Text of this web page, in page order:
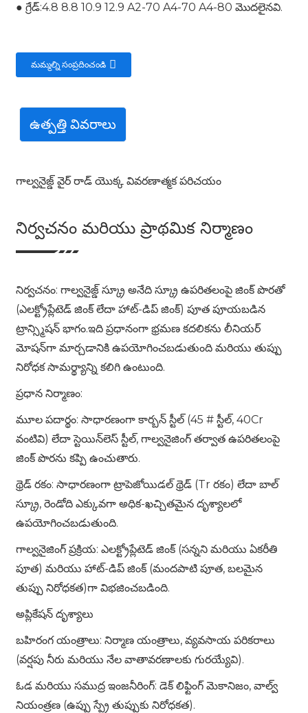
● గ్రేడ్:4.8 8.8 10.9 12.9 A2-70 A4-70 A4-80 మొదలైనవి.
మమ్మల్ని సంప్రదించండి
ఉత్పత్తి వివరాలు
గాల్వనైజ్డ్ వైర్ రాడ్ యొక్క వివరణాత్మక పరిచయం
నిర్వచనం మరియు ప్రాథమిక నిర్మాణం
నిర్వచనం: గాల్వనైజ్డ్ స్క్రూ అనేది స్క్రూ ఉపరితలంపై జింక్ పొరతో
(ఎలక్ట్రోప్లేటెడ్ జింక్ లేదా హాట్-డిప్ జింక్) పూత పూయబడిన
ట్రాన్స్మిషన్ భాగం.ఇది ప్రధానంగా భ్రమణ కదలికను లీనియర్
మోషన్‌గా మార్చడానికి ఉపయోగించబడుతుంది మరియు తుప్పు
నిరోధక సామర్థ్యాన్ని కలిగి ఉంటుంది.
ప్రధాన నిర్మాణం:
మూల పదార్థం: సాధారణంగా కార్బన్ స్టీల్ (45 # స్టీల్, 40Cr
వంటివి) లేదా స్టెయిన్‌లెస్ స్టీల్, గాల్వనైజింగ్ తర్వాత ఉపరితలంపై
జింక్ పొరను కప్పి ఉంచుతారు.
థ్రెడ్ రకం: సాధారణంగా ట్రాపెజోయిడల్ థ్రెడ్ (Tr రకం) లేదా బాల్
స్క్రూ, రెండోది ఎక్కువగా అధిక-ఖచ్చితమైన దృశ్యాలలో
ఉపయోగించబడుతుంది.
గాల్వనైజింగ్ ప్రక్రియ: ఎలక్ట్రోప్లేటెడ్ జింక్ (సన్నని మరియు ఏకరీతి
పూత) మరియు హాట్-డిప్ జింక్ (మందపాటి పూత, బలమైన
తుప్పు నిరోధకత)గా విభజించబడింది.
అప్లికేషన్ దృశ్యాలు
బహిరంగ యంత్రాలు: నిర్మాణ యంత్రాలు, వ్యవసాయ పరికరాలు
(వర్షపు నీరు మరియు నేల వాతావరణాలకు గురయ్యేవి).
ఓడ మరియు సముద్ర ఇంజనీరింగ్: డెక్ లిఫ్టింగ్ మెకానిజం, వాల్వ్
నియంత్రణ (ఉప్పు స్ప్రే తుప్పుకు నిరోధకత).